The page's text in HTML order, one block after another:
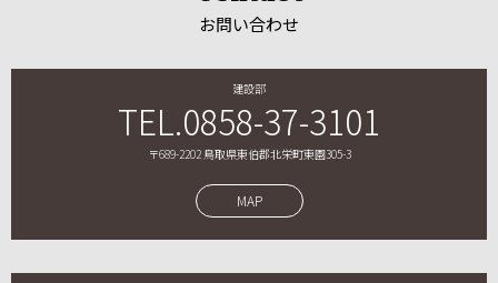
お問い合わせ
建設部
TEL.0858-37-3101
〒689-2202 鳥取県東伯郡北栄町東園305-3
MAP